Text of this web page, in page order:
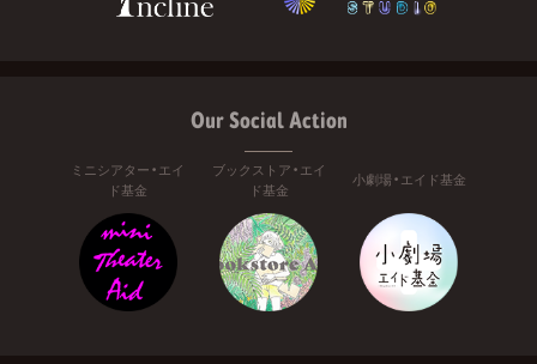
Our Social Action
ミニシアター・エイ
ド基金
ブックストア・エイ
ド基金
小劇場・エイド基金